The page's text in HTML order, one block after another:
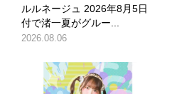
ルルネージュ 2026年8月5日
付で渚一夏がグルー...
2026.08.06